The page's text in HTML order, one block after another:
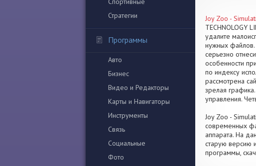
Стратегии
Программы
Авто
Бизнес
Видео и Редакторы
Карты и Навигаторы
Инструменты
Связь
Социальные
Фото
Joy Zoo -
TECHNOLOGY
удалите
нужных файлов.
серьезно
особенности
по индексу
рассмотрена
зрелая
управления.
Joy Zoo -
современных
аппарата. На
старую версию
программы,